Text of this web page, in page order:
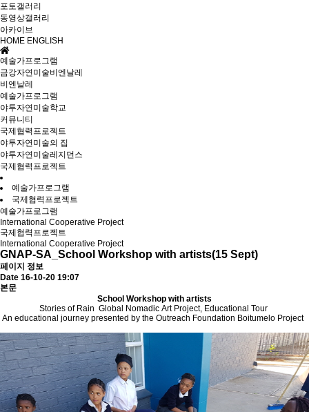
포토갤러리
동영상갤러리
아카이브
HOME ENGLISH
예술가프로그램
금강자연미술비엔날레
비엔날레
예술가프로그램
야투자연미술학교
커뮤니티
국제협력프로젝트
야투자연미술의 집
야투자연미술레지던스
국제협력프로젝트
예술가프로그램
국제협력프로젝트
예술가프로그램
International Cooperative Project
국제협력프로젝트
International Cooperative Project
GNAP-SA_School Workshop with artists(15 Sept)
페이지 정보
Date 16-10-20 19:07
본문
School Workshop with artists
Stories of Rain ­ Global Nomadic Art Project, Educational Tour
An educational journey presented by the Outreach Foundation Boitumelo Project